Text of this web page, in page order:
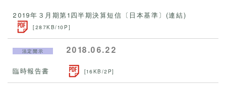
2019年３月期第1四半期決算短信〔日本基準〕(連結)
[287KB/10P]
法定開示 2018.06.22
臨時報告書 [16KB/2P]